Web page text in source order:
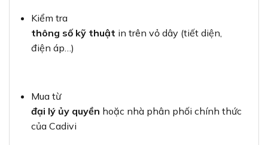
Kiểm tra
thông số kỹ thuật in trên vỏ dây (tiết diện,
điện áp…)
Mua từ
đại lý ủy quyền hoặc nhà phân phối chính thức
của Cadivi